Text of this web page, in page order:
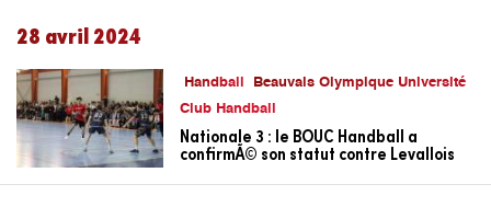
28 avril 2024
Handball
Beauvais Olympique Université
Club Handball
Nationale 3 : le BOUC Handball a
confirmÃ© son statut contre Levallois